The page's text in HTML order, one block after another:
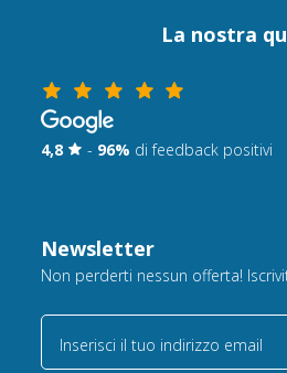
La nostra
4,8 - 96% di feedback positivi
Newsletter
Non perderti nessun offerta!
Inserisci il tuo indirizzo email